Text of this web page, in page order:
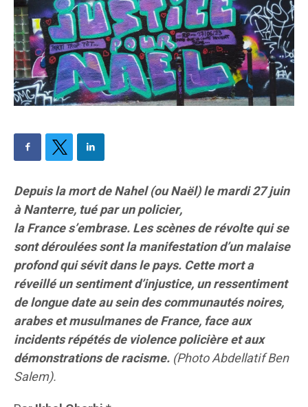
Depuis la mort de Nahel (ou Naël) le mardi 27 juin
à Nanterre, tué par un policier,
la France s’embrase. Les scènes de révolte qui se
sont déroulées sont la manifestation d’un malaise
profond qui sévit dans le pays. Cette mort a
réveillé un sentiment d’injustice, un ressentiment
de longue date au sein des communautés noires,
arabes et musulmanes de France, face aux
incidents répétés de violence policière et aux
démonstrations de racisme. (Photo Abdellatif Ben
Salem).